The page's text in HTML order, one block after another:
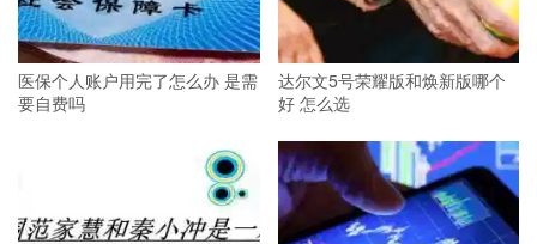
医保个人账户用完了怎么办 是需
要自费吗
达尔文5号荣耀版和焕新版哪个
好 怎么选